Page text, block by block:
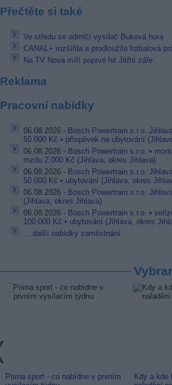
Přečtěte si také
Ve středu se odmlčí vysílač Buková hora
CANAL+ rozšířila a prodloužila fotbalová
Na TV Nova míří poprvé hit Jitřní záře
Reklama
Pracovní nabídky
06.08.2026 - Bosch Powertrain s.r.o.
50.000 Kč • příspěvek na ubytování
06.08.2026 - Bosch Powertrain s.r.o. •
mzdu 2.000 Kč (Jihlava, okres Jihlava)
06.08.2026 - Bosch Powertrain s.r.o.
50.000 Kč • ubytování (Jihlava, okres
06.08.2026 - Bosch Powertrain s.r.o.
(Jihlava, okres Jihlava)
06.08.2026 - Bosch Powertrain s.r.o. •
100.000 Kč • ubytování (Jihlava, okres
... další nabídky zaměstnání
Prima sport - co nabídne v prvním
Kdy a kde